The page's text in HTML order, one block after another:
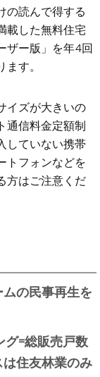
の読んで得する
載した無料住宅
ザー版」を年4回
す。
イズが大きいの
通信料金定額制
していない携帯
トフォンなどを
方はご注意くだ
の民事再生を
=総販売戸数
住友林業のみ